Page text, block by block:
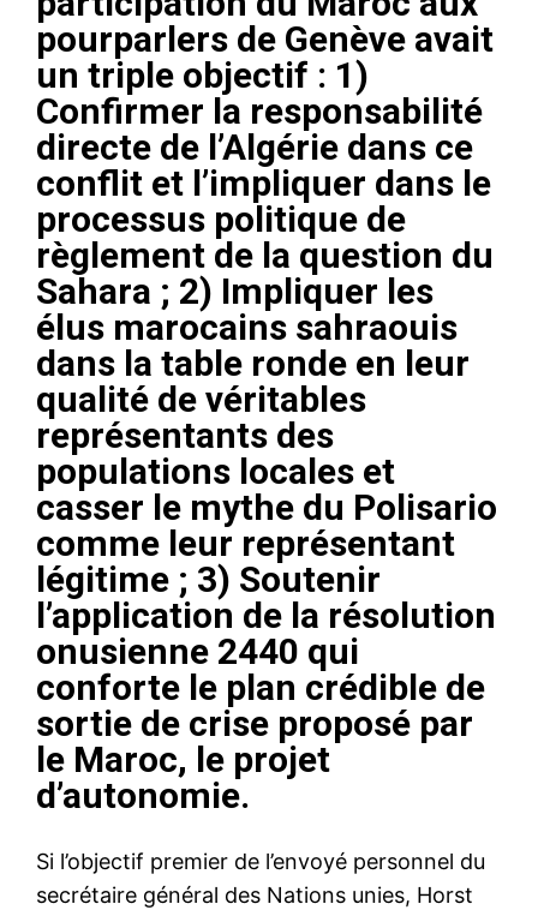
pourparlers de Genève avait
un triple objectif : 1)
Confirmer la responsabilité
directe de l’Algérie dans ce
conflit et l’impliquer dans le
processus politique de
règlement de la question du
Sahara ; 2) Impliquer les
élus marocains sahraouis
dans la table ronde en leur
qualité de véritables
représentants des
populations locales et
casser le mythe du Polisario
comme leur représentant
légitime ; 3) Soutenir
l’application de la résolution
onusienne 2440 qui
conforte le plan crédible de
sortie de crise proposé par
le Maroc, le projet
d’autonomie.
Si l’objectif premier de l’envoyé personnel du
secrétaire général des Nations unies, Horst